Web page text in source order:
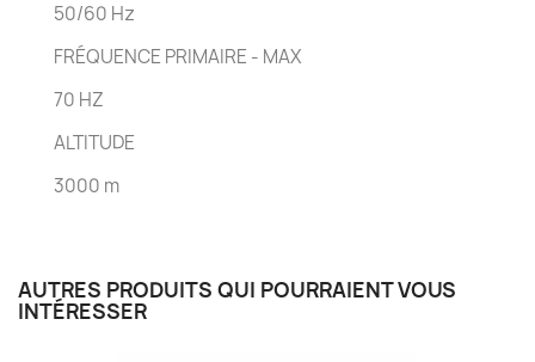
50/60 Hz
FRÉQUENCE PRIMAIRE - MAX
70 HZ
ALTITUDE
3000 m
AUTRES PRODUITS QUI POURRAIENT VOUS
INTÉRESSER